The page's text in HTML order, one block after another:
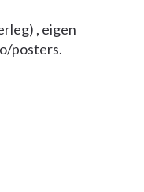
, eigen
posters.